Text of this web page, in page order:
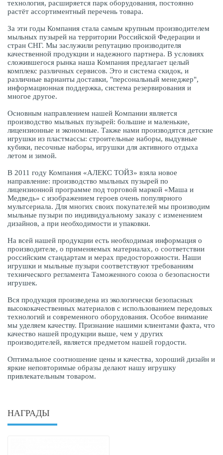
технология, расширяется парк оборудования, постоянно
растёт ассортиментный перечень товара.
За эти годы Компания стала самым крупным производителем
мыльных пузырей на территории Российской Федерации и
стран СНГ. Мы заслужили репутацию производителя
качественной продукции и надежного партнера. В условиях
сложившегося рынка наша Компания предлагает целый
комплекс различных сервисов. Это и система скидок, и
различные варианты доставки, "персональный менеджер",
информационная поддержка, система резервирования и
многое другое.
Основным направлением нашей Компании является
производство мыльных пузырей: большие и маленькие,
лицензионные и экономные. Также нами производятся детские
игрушки из пластмассы: строительные наборы, выдувные
кубики, песочные наборы, игрушки для активного отдыха
летом и зимой.
В 2011 году Компания «АЛЕКС ТОЙЗ» взяла новое
направление: производство мыльных пузырей по
лицензионной программе под торговой маркой «Маша и
Медведь» с изображением героев очень популярного
мультсериала. Для многих своих покупателей мы производим
мыльные пузыри по индивидуальному заказу с изменением
дизайнов, а при необходимости и упаковки.
На всей нашей продукции есть необходимая информация о
производителе, о применяемых материалах, о соответствии
российским стандартам и мерах предосторожности. Наши
игрушки и мыльные пузыри соответствуют требованиям
технического регламента Таможенного союза о безопасности
игрушек.
Вся продукция произведена из экологически безопасных
высококачественных материалов с использованием передовых
технологий и современного оборудования. Особое внимание
мы уделяем качеству. Признание нашими клиентами факта, что
качество нашей продукции выше, чем у других
производителей, является предметом нашей гордости.
Оптимальное соотношение цены и качества, хороший дизайн и
яркие неповторимые образы делают нашу игрушку
привлекательным товаром.
НАГРАДЫ